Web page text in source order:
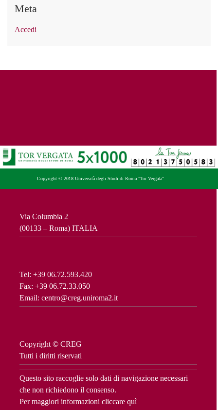
Meta
Accedi
Copyright © 2018 Università degli Studi di Roma "Tor Vergata"
Via Columbia 2
(00133 – Roma) ITALIA
Tel: +39 06.72.593.420
Fax: +39 06.72.33.050
Email: centro@creg.uniroma2.it
Copyright © CREG
Tutti i diritti riservati
Questo sito raccoglie solo dati di navigazione necessari
che non richiedono il consenso.
Per maggiori informazioni cliccare quì